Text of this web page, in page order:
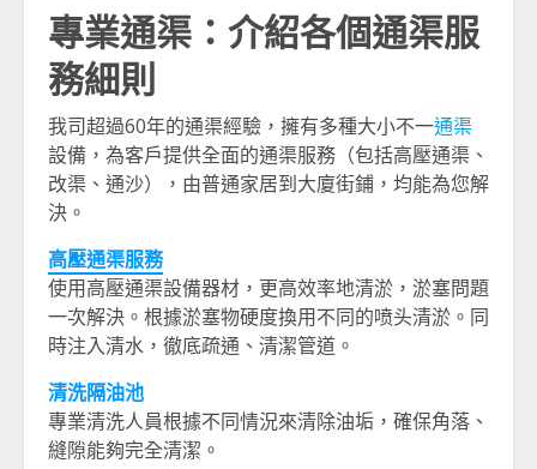
專業通渠：介紹各個通渠服
務細則
我司超過60年的通渠經驗，擁有多種大小不一通渠
設備，為客戶提供全面的通渠服務（包括高壓通渠、
改渠、通沙），由普通家居到大廈街鋪，均能為您解
決。
高壓通渠服務
使用高壓通渠設備器材，更高效率地清淤，淤塞問題
一次解決。根據淤塞物硬度換用不同的喷头清淤。同
時注入清水，徹底疏通、清潔管道。
清洗隔油池
專業清洗人員根據不同情況來清除油垢，確保角落、
縫隙能夠完全清潔。